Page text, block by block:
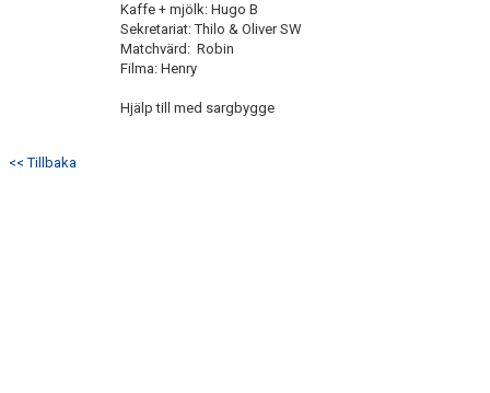
Kaffe + mjölk: Hugo B
Sekretariat: Thilo & Oliver SW
Matchvärd: Robin
Filma: Henry
Hjälp till med sargbygge
<< Tillbaka